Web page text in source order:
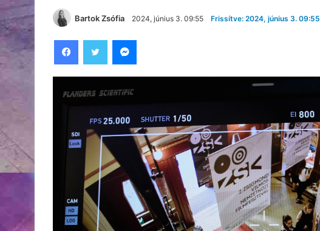
Bartok Zsófia 2024, június 3. 09:55 Frissítve: 2024, június 3. 09:55